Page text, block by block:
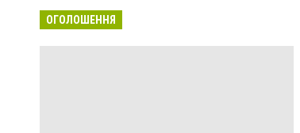
ОГОЛОШЕННЯ